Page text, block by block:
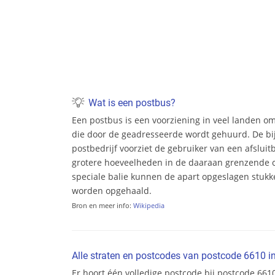
Wat is een postbus?
Een postbus is een voorziening in veel landen
die door de geadresseerde wordt gehuurd. De
postbedrijf voorziet de gebruiker van een
grotere hoeveelheden in de daaraan grenzende
speciale balie kunnen de apart opgeslagen
worden opgehaald.
Bron en meer info: Wikipedia
Alle straten en postcodes van postcode 6610